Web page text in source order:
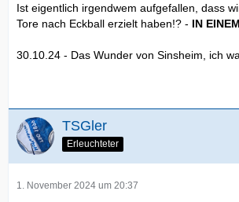
Ist eigentlich irgendwem aufgefallen, dass
Tore nach Eckball erzielt haben!? - IN
30.10.24 - Das Wunder von Sinsheim, ich
TSGler
Erleuchteter
1. November 2024 um 20:37